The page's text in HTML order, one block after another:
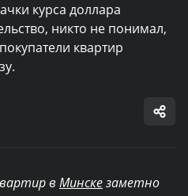
курса доллара
никто не понимал,
квартир
в Минскезаметно